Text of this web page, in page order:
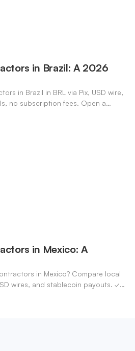
in Brazil: A 2026
in Brazil in BRL via Pix, USD wire,
no subscription fees. Open a
in Mexico: A
in Mexico? Compare local
wires, and stablecoin payouts. ✓